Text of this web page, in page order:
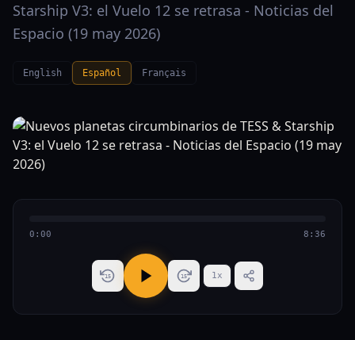
Starship V3: el Vuelo 12 se retrasa - Noticias del
Espacio (19 may 2026)
English Español Français
0:00 8:36
15 15 1x